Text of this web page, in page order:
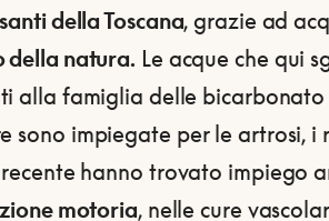
della Toscana, grazie ad
della natura. Le acque che qui
alla famiglia delle
sono impiegate per le artrosi, i
hanno trovato impiego
motoria, nelle cure